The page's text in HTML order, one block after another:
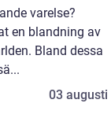
varelse?
en blandning av
Bland dessa
03 augusti